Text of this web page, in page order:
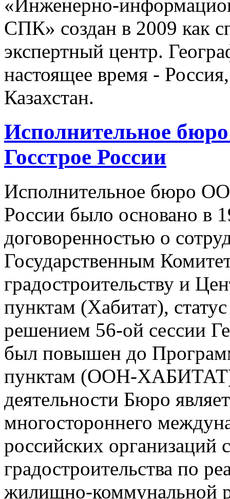
«Инженерно-
СПК» создан в 2009 как
экспертный центр.
настоящее время -
Казахстан.
Исполнительное
Госстрое России
Исполнительное бюро
России было основано в
договоренностью о
Государственным
градостроительству и
пунктам (Хабитат),
решением 56-ой сессии
был повышен до
пунктам (ООН-
деятельности Бюро
многостороннего
российских
градостроительства по
жилищно-коммунальной